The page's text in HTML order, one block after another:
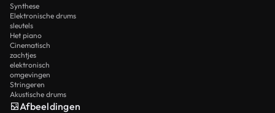
Synthese
Elektronische drums
sleutels
Het piano
Cinematisch
zachtjes
elektronisch
omgevingen
Stringeren
Akustische drums
Afbeeldingen